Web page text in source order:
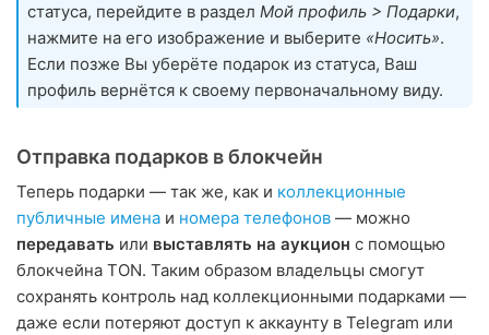
статуса, перейдите в раздел Мой профиль > Подарки,
нажмите на его изображение и выберите «Носить».
Если позже Вы уберёте подарок из статуса, Ваш
профиль вернётся к своему первоначальному виду.
Отправка подарков в блокчейн
Теперь подарки — так же, как и коллекционные
публичные имена и номера телефонов — можно
передавать или выставлять на аукцион с помощью
блокчейна TON. Таким образом владельцы смогут
сохранять контроль над коллекционными подарками —
даже если потеряют доступ к аккаунту в Telegram или